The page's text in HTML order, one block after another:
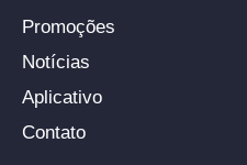
Promoções
Notícias
Aplicativo
Contato